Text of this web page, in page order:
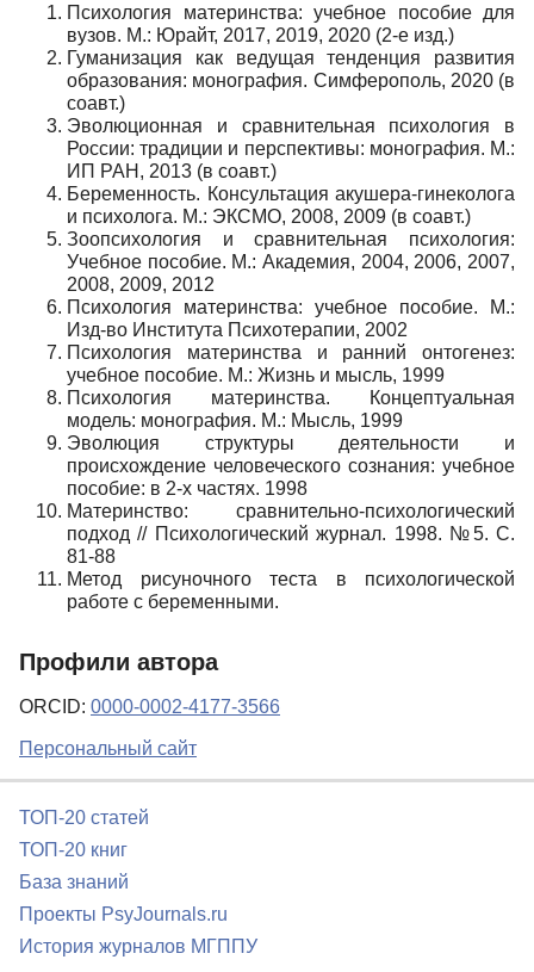
Психология материнства: учебное пособие для
вузов. М.: Юрайт, 2017, 2019, 2020 (2-е изд.)
Гуманизация как ведущая тенденция развития
образования: монография. Симферополь, 2020 (в
соавт.)
Эволюционная и сравнительная психология в
России: традиции и перспективы: монография. М.:
ИП РАН, 2013 (в соавт.)
Беременность. Консультация акушера-гинеколога
и психолога. М.: ЭКСМО, 2008, 2009 (в соавт.)
Зоопсихология и сравнительная психология:
Учебное пособие. М.: Академия, 2004, 2006, 2007,
2008, 2009, 2012
Психология материнства: учебное пособие. М.:
Изд-во Института Психотерапии, 2002
Психология материнства и ранний онтогенез:
учебное пособие. М.: Жизнь и мысль, 1999
Психология материнства. Концептуальная
модель: монография. М.: Мысль, 1999
Эволюция структуры деятельности и
происхождение человеческого сознания: учебное
пособие: в 2-х частях. 1998
Материнство: сравнительно-психологический
подход // Психологический журнал. 1998. №5. С.
81-88
Метод рисуночного теста в психологической
работе с беременными.
Профили автора
ORCID: 0000-0002-4177-3566
Персональный сайт
ТОП-20 статей
ТОП-20 книг
База знаний
Проекты PsyJournals.ru
История журналов МГППУ